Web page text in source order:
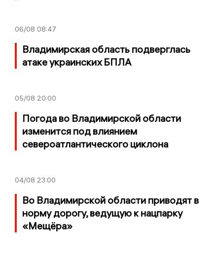
06/08 08:47
Владимирская область подверглась
атаке украинских БПЛА
05/08 20:00
Погода во Владимирской области
изменится под влиянием
североатлантического циклона
04/08 23:00
Во Владимирской области приводят в
норму дорогу, ведущую к нацпарку
«Мещёра»